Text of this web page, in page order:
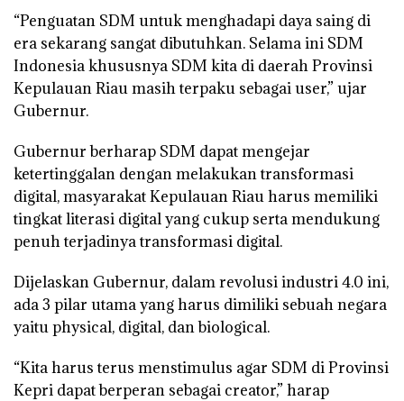
“Penguatan SDM untuk menghadapi daya saing di
era sekarang sangat dibutuhkan. Selama ini SDM
Indonesia khususnya SDM kita di daerah Provinsi
Kepulauan Riau masih terpaku sebagai user,” ujar
Gubernur.
Gubernur berharap SDM dapat mengejar
ketertinggalan dengan melakukan transformasi
digital, masyarakat Kepulauan Riau harus memiliki
tingkat literasi digital yang cukup serta mendukung
penuh terjadinya transformasi digital.
Dijelaskan Gubernur, dalam revolusi industri 4.0 ini,
ada 3 pilar utama yang harus dimiliki sebuah negara
yaitu physical, digital, dan biological.
“Kita harus terus menstimulus agar SDM di Provinsi
Kepri dapat berperan sebagai creator,” harap